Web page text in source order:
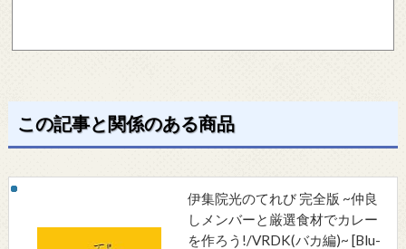
この記事と関係のある商品
伊集院光のてれび 完全版 ~仲良
しメンバーと厳選食材でカレー
を作ろう!/VRDK(バカ編)~ [Blu-